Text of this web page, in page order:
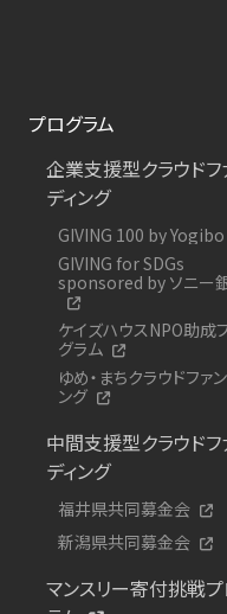
プログラム
企業支援型クラウドフ
ディング
GIVING 100 by Yogibo
GIVING for SDGs
sponsored by ソニー
ケイズハウスNPO助成
グラム
ゆめ・まちクラウドファ
ング
中間支援型クラウドフ
ディング
福井県共同募金会
新潟県共同募金会
マンスリー寄付挑戦